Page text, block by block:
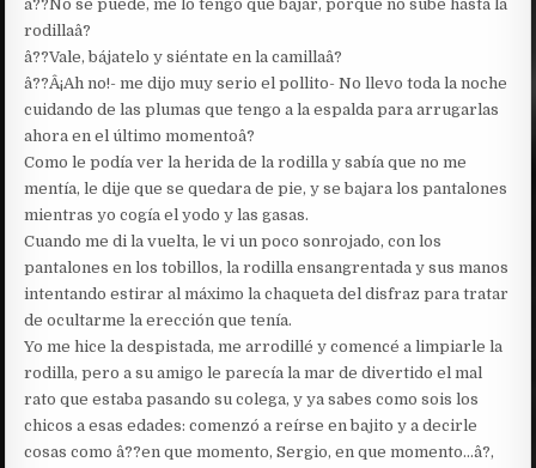
â??No se puede, me lo tengo que bajar, porque no sube hasta la
rodillaâ?
â??Vale, bájatelo y siéntate en la camillaâ?
â??Â¡Ah no!- me dijo muy serio el pollito- No llevo toda la noche
cuidando de las plumas que tengo a la espalda para arrugarlas
ahora en el último momentoâ?
Como le podía ver la herida de la rodilla y sabía que no me
mentía, le dije que se quedara de pie, y se bajara los pantalones
mientras yo cogía el yodo y las gasas.
Cuando me di la vuelta, le vi un poco sonrojado, con los
pantalones en los tobillos, la rodilla ensangrentada y sus manos
intentando estirar al máximo la chaqueta del disfraz para tratar
de ocultarme la erección que tenía.
Yo me hice la despistada, me arrodillé y comencé a limpiarle la
rodilla, pero a su amigo le parecía la mar de divertido el mal
rato que estaba pasando su colega, y ya sabes como sois los
chicos a esas edades: comenzó a reírse en bajito y a decirle
cosas como â??en que momento, Sergio, en que momento…â?,